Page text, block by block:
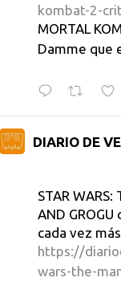
kombat-2-
MORTAL
Damme que
DIARIO DE
STAR WARS:
AND
cada vez
https://
wars-the-